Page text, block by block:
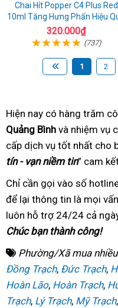
Chai Hít Popper C4 Plus Red
10ml Tăng Hưng Phấn Hiệu
320.000₫
(737)
1 2
Hiện nay có hàng trăm
Quảng Bình nhanh
nhất
và nhiệm vụ
cấp dịch vụ tốt nhất tư
vấn
cho
tín - vạn niềm tin” cam
Chỉ cần gọi vào số
để lại thông tin tổng
hợp
là mọi
luôn hỗ trợ 24/24 tại
nhà
cả
Chúc bạn thành công!
Phường/Xã mua
Đồng Trạch, Đức Trạch,
Hoàn Lão, Hoàn Trạch,
Trạch, Lý Trạch, Mỹ Trạch,